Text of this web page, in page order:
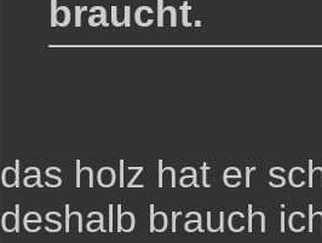
braucht.
das holz hat er
deshalb brauch